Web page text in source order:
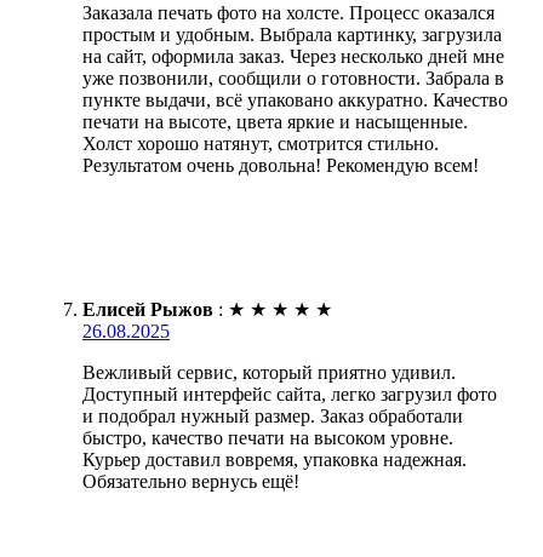
Заказала печать фото на холсте. Процесс оказался
простым и удобным. Выбрала картинку, загрузила
на сайт, оформила заказ. Через несколько дней мне
уже позвонили, сообщили о готовности. Забрала в
пункте выдачи, всё упаковано аккуратно. Качество
печати на высоте, цвета яркие и насыщенные.
Холст хорошо натянут, смотрится стильно.
Результатом очень довольна! Рекомендую всем!
Елисей Рыжов : ★ ★ ★ ★ ★
26.08.2025
Вежливый сервис, который приятно удивил.
Доступный интерфейс сайта, легко загрузил фото
и подобрал нужный размер. Заказ обработали
быстро, качество печати на высоком уровне.
Курьер доставил вовремя, упаковка надежная.
Обязательно вернусь ещё!